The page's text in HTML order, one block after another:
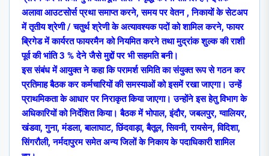
अलावा आउटसोर्स प्रथा समाप्त करने, समय पर वेतन , निकायों के सेटअप
में तृतीय श्रेणी / चतुर्थ श्रेणी के अत्यावश्यक पदों को शामिल करने, फायर
ब्रिगेड में कार्यरत फायरमैन को नियमित करने तथा मुद्रांक शुल्क की राशी
पूर्व की भांति 3 % देने जैसे मुद्दों पर भी सहमति बनी।
इस संबंध में आयुक्त ने कहा कि परामर्श समिति का संयुक्त रूप से गठन कर
प्रतिमाह बैठक कर कर्मचारियों की समस्याओं को इसमें रखा जाएगा। उन्हें
प्राथमिकता के आधार पर निराकृत किया जाएगा। उन्होंने इस हेतु विभाग के
अधिकारियों को निर्देशित किया। बैठक में भोपाल, इंदौर, जबलपुर, ग्वालियर,
खंडवा, गुना, मंडला, बालाघाट, छिंदवाड़ा, बैतूल, सिवनी, रायसेन, विदिशा,
सिंगरौली, नर्मदापुरम समेत अन्य जिलों के निकाय के पदाधिकारी शामिल